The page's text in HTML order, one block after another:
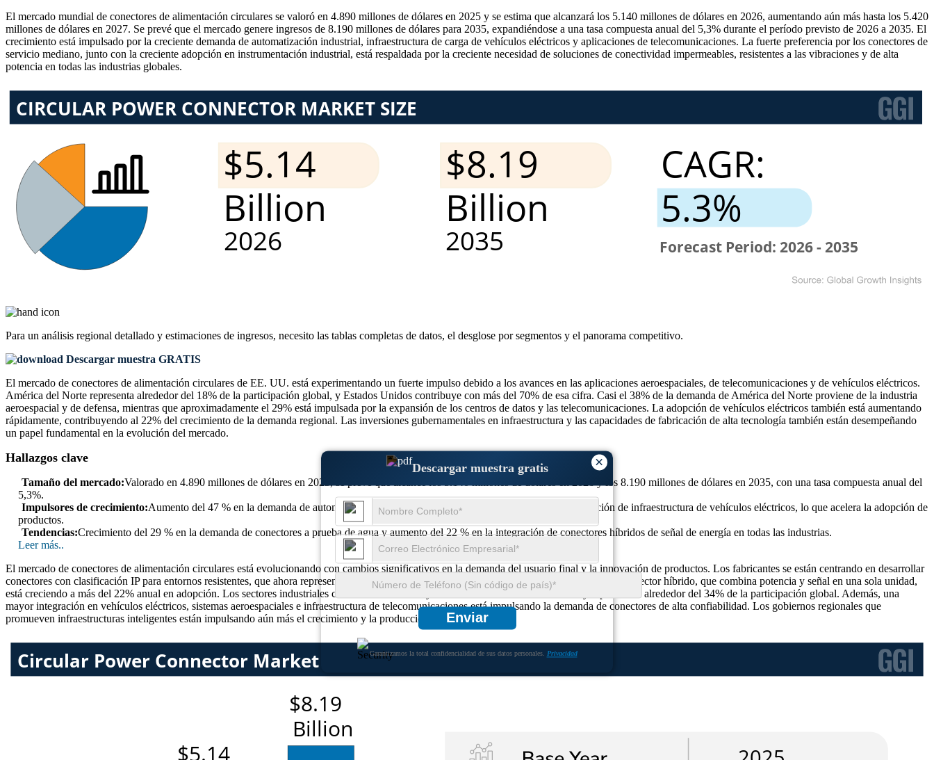
×
Descargar muestra gratis
Enviar
Garantizamos la total confidencialidad de sus datos personales. Privacidad
El mercado mundial de conectores de alimentación circulares se valoró en 4.890 millones de dólares en 2025 y se estima que alcanzará los 5.140 millones de dólares en 2026, aumentando aún más hasta los 5.420
millones de dólares en 2027. Se prevé que el mercado genere ingresos de 8.190 millones de dólares para 2035, expandiéndose a una tasa compuesta anual del 5,3% durante el período previsto de 2026 a 2035. El
crecimiento está impulsado por la creciente demanda de automatización industrial, infraestructura de carga de vehículos eléctricos y aplicaciones de telecomunicaciones. La fuerte preferencia por los conectores de
servicio mediano, junto con la creciente adopción en instrumentación industrial, está respaldada por la creciente necesidad de soluciones de conectividad impermeables, resistentes a las vibraciones y de alta
potencia en todas las industrias globales.
Para un análisis regional detallado y estimaciones de ingresos, necesito las tablas completas de datos, el desglose por segmentos y el panorama competitivo.
Descargar muestra GRATIS
El mercado de conectores de alimentación circulares de EE. UU. está experimentando un fuerte impulso debido a los avances en las aplicaciones aeroespaciales, de telecomunicaciones y de vehículos eléctricos.
América del Norte representa alrededor del 18% de la participación global, y Estados Unidos contribuye con más del 70% de esa cifra. Casi el 38% de la demanda de América del Norte proviene de la industria
aeroespacial y de defensa, mientras que aproximadamente el 29% está impulsada por la expansión de los centros de datos y las telecomunicaciones. La adopción de vehículos eléctricos también está aumentando
rápidamente, contribuyendo al 22% del crecimiento de la demanda regional. Las inversiones gubernamentales en infraestructura y las capacidades de fabricación de alta tecnología también están desempeñando
un papel fundamental en la evolución del mercado.
Hallazgos clave
Tamaño del mercado:Valorado en 4.890 millones de dólares en 2025, se prevé que alcance los 5.140 millones de dólares en 2026 y los 8.190 millones de dólares en 2035, con una tasa compuesta anual del
5,3%.
Impulsores de crecimiento:Aumento del 47 % en la demanda de automatización de fábricas y aumento del 36 % en la implementación de infraestructura de vehículos eléctricos, lo que acelera la adopción de
productos.
Tendencias:Crecimiento del 29 % en la demanda de conectores a prueba de agua y aumento del 22 % en la integración de conectores híbridos de señal de energía en todas las industrias.
Leer más..
El mercado de conectores de alimentación circulares está evolucionando con cambios significativos en la demanda del usuario final y la innovación de productos. Los fabricantes se están centrando en desarrollar
conectores con clasificación IP para entornos resistentes, que ahora representan casi el 28% de los productos recién lanzados. La categoría de conector híbrido, que combina potencia y señal en una sola unidad,
está creciendo a más del 22% anual en adopción. Los sectores industriales como la manufactura y la automatización dominan el uso y representan alrededor del 34% de la participación global. Además, una
mayor integración en vehículos eléctricos, sistemas aeroespaciales e infraestructura de telecomunicaciones está impulsando la demanda de conectores de alta confiabilidad. Los gobiernos regionales que
promueven infraestructuras inteligentes están impulsando aún más el crecimiento y la producción localizados.